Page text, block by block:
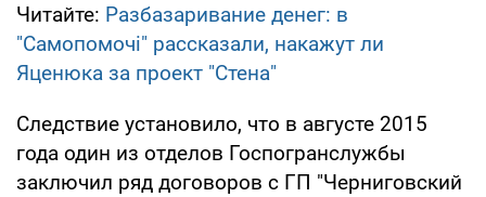
Читайте: Разбазаривание денег: в
"Самопомочі" рассказали, накажут ли
Яценюка за проект "Стена"
Следствие установило, что в августе 2015
года один из отделов Госпогранслужбы
заключил ряд договоров с ГП "Черниговский